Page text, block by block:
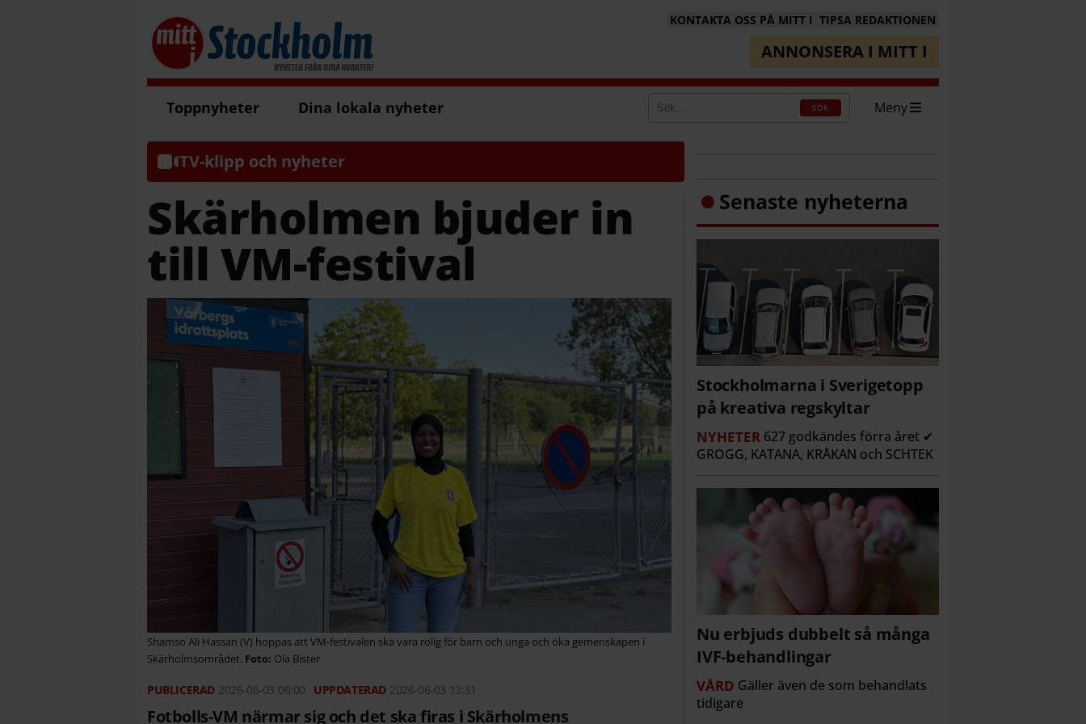
KONTAKTA OSS PÅ MITT I TIPSA REDAKTIONEN
ANNONSERA I MITT I
Toppnyheter Dina lokala nyheter SÖK Meny
TV-klipp och nyheter
Skärholmen bjuder in
till VM-festival
Shamso Ali Hassan (V) hoppas att VM-festivalen ska vara rolig för barn och unga och öka gemenskapen i
Skärholmsområdet.
Ola Bister
2026-06-03 06:00 2026-06-03 13:31
Fotbolls-VM närmar sig och det ska firas i Skärholmens
Senaste nyheterna
Stockholmarna i Sverigetopp
på kreativa regskyltar
NYHETER 627 godkändes förra året ✔
GROGG, KATANA, KRÅKAN och SCHTEK
Nu erbjuds dubbelt så många
IVF-behandlingar
VÅRD Gäller även de som behandlats
tidigare